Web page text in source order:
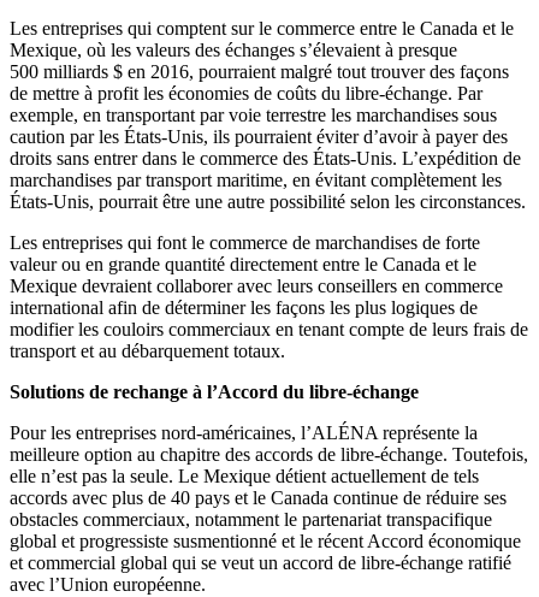
Les entreprises qui comptent sur le commerce entre le Canada et le
Mexique, où les valeurs des échanges s’élevaient à presque
500 milliards $ en 2016, pourraient malgré tout trouver des façons
de mettre à profit les économies de coûts du libre-échange. Par
exemple, en transportant par voie terrestre les marchandises sous
caution par les États-Unis, ils pourraient éviter d’avoir à payer des
droits sans entrer dans le commerce des États-Unis. L’expédition de
marchandises par transport maritime, en évitant complètement les
États-Unis, pourrait être une autre possibilité selon les circonstances.
Les entreprises qui font le commerce de marchandises de forte
valeur ou en grande quantité directement entre le Canada et le
Mexique devraient collaborer avec leurs conseillers en commerce
international afin de déterminer les façons les plus logiques de
modifier les couloirs commerciaux en tenant compte de leurs frais de
transport et au débarquement totaux.
Solutions de rechange à l’Accord du libre-échange
Pour les entreprises nord-américaines, l’ALÉNA représente la
meilleure option au chapitre des accords de libre-échange. Toutefois,
elle n’est pas la seule. Le Mexique détient actuellement de tels
accords avec plus de 40 pays et le Canada continue de réduire ses
obstacles commerciaux, notamment le partenariat transpacifique
global et progressiste susmentionné et le récent Accord économique
et commercial global qui se veut un accord de libre-échange ratifié
avec l’Union européenne.